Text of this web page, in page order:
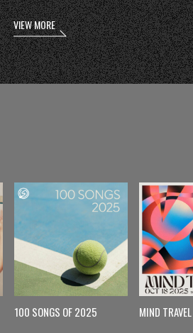
VIEW MORE
100 SONGS OF 2025 MIND TRAVEL